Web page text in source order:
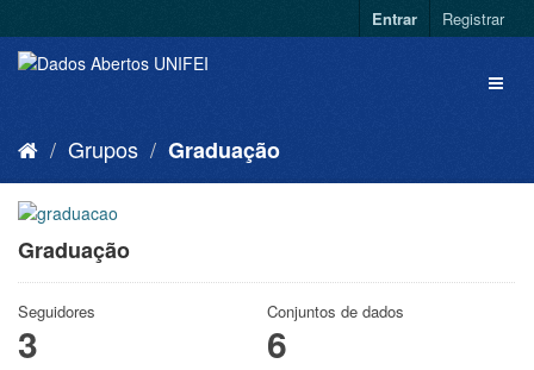
Entrar Registrar
Grupos Graduação
Graduação
Seguidores
3
Conjuntos de dados
6